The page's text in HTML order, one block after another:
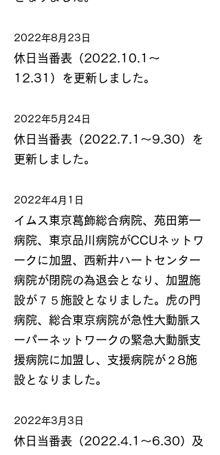
2022年8月23日
休日当番表（2022.10.1～
12.31）を更新しました。
2022年5月24日
休日当番表（2022.7.1～9.30）を
更新しました。
2022年4月1日
イムス東京葛飾総合病院、苑田第一
病院、東京品川病院がCCUネットワ
ークに加盟、西新井ハートセンター
病院が閉院の為退会となり、加盟施
設が７５施設となりました。虎の門
病院、総合東京病院が急性大動脈ス
ーパーネットワークの緊急大動脈支
援病院に加盟し、支援病院が２8施
設となりました。
2022年3月3日
休日当番表（2022.4.1～6.30）及